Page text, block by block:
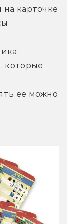
карточке
которые
её можно